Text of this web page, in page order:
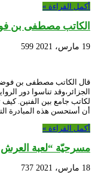
أكمل القراءة »
الكاتب مصطفى بن
19 مارس، 2021 599
قال الكاتب مصطفى بن
الجزائر،وقد تناسوا دور
لكاتب جامع بين الفنين. كيف
أن أستحسن هذه المبادرة
أكمل القراءة »
مسرحيّة “لعبة
18 مارس، 2021 737